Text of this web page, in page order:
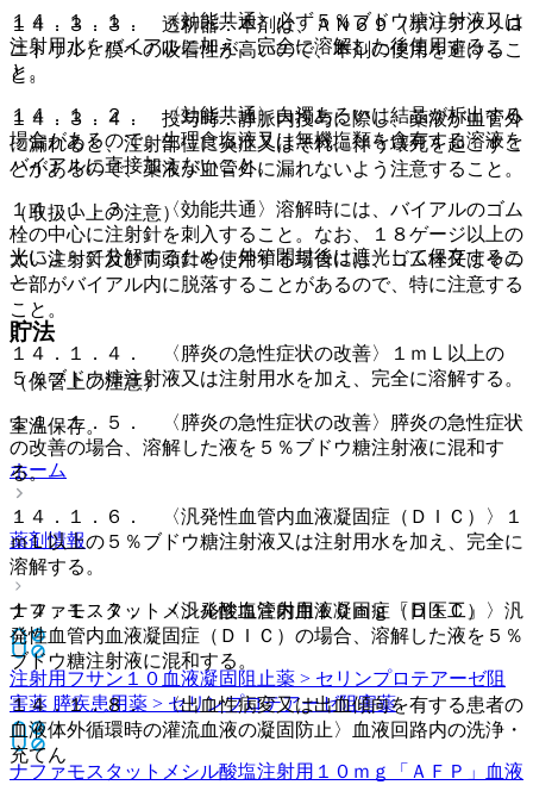
１４．３．３． 透析器：本剤は、ＡＮ６９（ポリアクリロ
ニトリル）膜への吸着性が高いので、本剤の使用を避けるこ
と。
１４．３．４． 投与時：静脈内投与に際し、薬液が血管外
に漏れると、注射部位に炎症又はそれに伴う壊死を起こすこ
とがあるので、薬液が血管外に漏れないよう注意すること。
（取扱い上の注意）
光によって分解するため、外箱開封後は遮光して保存するこ
と。
貯法
（保管上の注意）
室温保存。
ホーム
薬剤情報
ナファモスタットメシル酸塩注射用１０ｍｇ「日医工」
注射用フサン１０ 血液凝固阻止薬 > セリンプロテアーゼ阻
害薬 膵疾患用薬 > セリンプロテアーゼ阻害薬
ナファモスタットメシル酸塩注射用１０ｍｇ「ＡＦＰ」
血液
１４．１．１． 〈効能共通〉必ず５％ブドウ糖注射液又は
注射用水をバイアルに加え、完全に溶解した後使用するこ
と。
１４．１．２． 〈効能共通〉白濁あるいは結晶が析出する
場合があるので、生理食塩液又は無機塩類を含有する溶液を
バイアルに直接加えないこと。
１４．１．３． 〈効能共通〉溶解時には、バイアルのゴム
栓の中心に注射針を刺入すること。なお、１８ゲージ以上の
太い注射針及び両頭針を使用する場合には、ゴム栓又はその
一部がバイアル内に脱落することがあるので、特に注意する
こと。
１４．１．４． 〈膵炎の急性症状の改善〉１ｍＬ以上の
５％ブドウ糖注射液又は注射用水を加え、完全に溶解する。
１４．１．５． 〈膵炎の急性症状の改善〉膵炎の急性症状
の改善の場合、溶解した液を５％ブドウ糖注射液に混和す
る。
１４．１．６． 〈汎発性血管内血液凝固症（ＤＩＣ）〉１
ｍＬ以上の５％ブドウ糖注射液又は注射用水を加え、完全に
溶解する。
１４．１．７． 〈汎発性血管内血液凝固症（ＤＩＣ）〉汎
発性血管内血液凝固症（ＤＩＣ）の場合、溶解した液を５％
ブドウ糖注射液に混和する。
１４．１．８． 〈出血性病変又は出血傾向を有する患者の
血液体外循環時の灌流血液の凝固防止〉血液回路内の洗浄・
充てん